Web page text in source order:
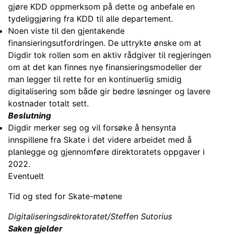
gjøre KDD oppmerksom på dette og anbefale en
tydeliggjøring fra KDD til alle departement.
Noen viste til den gjentakende
finansieringsutfordringen. De uttrykte ønske om at
Digdir tok rollen som en aktiv rådgiver til regjeringen
om at det kan finnes nye finansieringsmodeller der
man legger til rette for en kontinuerlig smidig
digitalisering som både gir bedre løsninger og lavere
kostnader totalt sett.
Beslutning
Digdir merker seg og vil forsøke å hensynta
innspillene fra Skate i det videre arbeidet med å
planlegge og gjennomføre direktoratets oppgaver i
2022.
Eventuelt
Tid og sted for Skate-møtene
Digitaliseringsdirektoratet/Steffen Sutorius
Saken gjelder